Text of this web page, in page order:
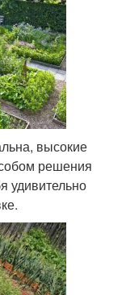
высокие
решения
удивительно